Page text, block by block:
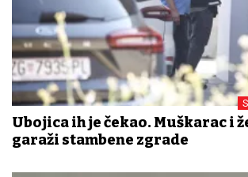
Ubojica ih je čekao. Muškarac i
garaži stambene zgrade